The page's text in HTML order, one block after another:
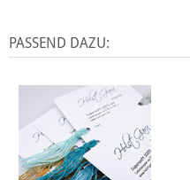
PASSEND DAZU: